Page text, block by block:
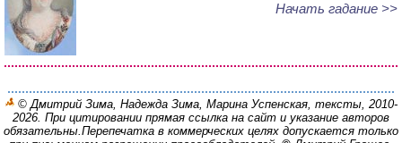
Начать гадание >>
© Дмитрий Зима, Надежда Зима, Марина Успенская, тексты, 2010-
2026. При цитировании прямая ссылка на сайт и указание авторов
обязательны.Перепечатка в коммерческих целях допускается только